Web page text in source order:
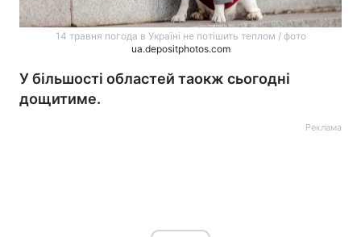
14 травня погода в Україні не потішить теплом / фото
ua.depositphotos.com
У більшості областей таокж сьогодні
дощитиме.
Реклама